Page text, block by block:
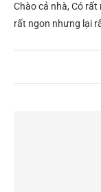
Chào cả nhà, Có rất
rất ngon nhưng lại